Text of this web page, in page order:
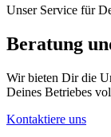
Unser Service für
Beratung
Wir bieten Dir die
Deines Betriebes
Kontaktiere uns